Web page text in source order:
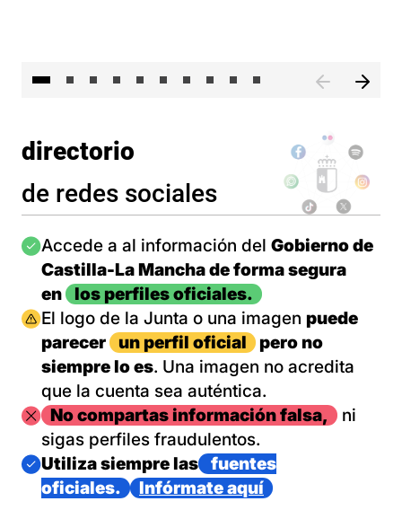
directorio
de redes sociales
Imagen
Accede a al información del Gobierno de
Castilla-La Mancha de forma segura
en
los perfiles oficiales.
Imagen
El logo de la Junta o una imagen puede
parecer
un perfil oficial
pero no
siempre lo es. Una imagen no acredita
que la cuenta sea auténtica.
ImagenNo compartas información falsa,
ni
sigas perfiles fraudulentos.
Imagen
Utiliza siempre las
fuentes
oficiales.
Infórmate aquí